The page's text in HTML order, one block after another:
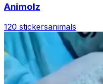
Animolz
120 stickersanimals